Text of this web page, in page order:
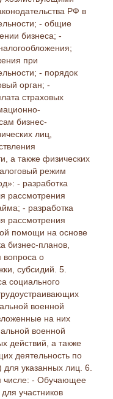
РФ в
- общие
бизнеса; -
при
- порядок
орган; -
страховых
бизнес-
лиц,
а также физических
режим
- разработка
рассмотрения
- разработка
рассмотрения
помощи на основе
бизнес-планов,
вопроса о
субсидий. 5.
социального
военной
на них
военной
действий, а также
деятельность по
для указанных лиц. 6.
числе: - Обучающее
участников